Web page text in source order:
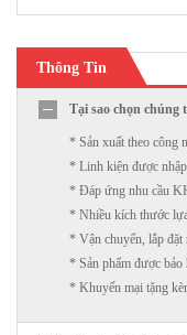
Thông Tin
Tại sao chọn chúng
* Sản xuất theo công
* Linh kiện được
* Đáp ứng nhu cầu
* Nhiều kích thước
* Vận chuyển, lắp đặt
* Sản phẩm được bảo
* Khuyến mại tặng